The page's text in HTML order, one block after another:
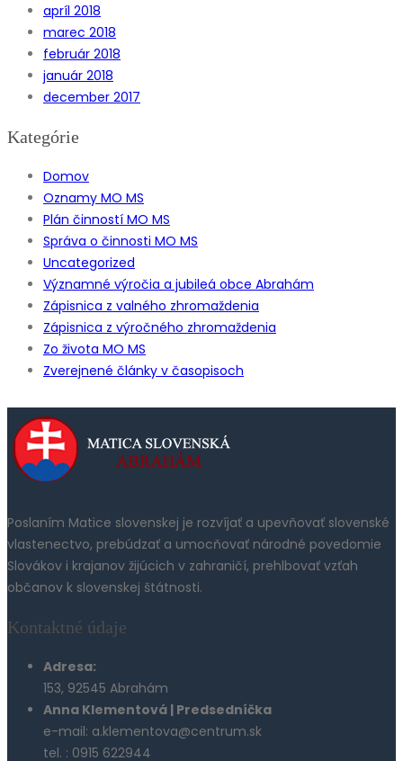
apríl 2018
marec 2018
február 2018
január 2018
december 2017
Kategórie
Domov
Oznamy MO MS
Plán činností MO MS
Správa o činnosti MO MS
Uncategorized
Významné výročia a jubileá obce Abrahám
Zápisnica z valného zhromaždenia
Zápisnica z výročného zhromaždenia
Zo života MO MS
Zverejnené články v časopisoch
Poslaním Matice slovenskej je rozvíjať a upevňovať slovenské
vlastenectvo, prebúdzať a umocňovať národné povedomie
Slovákov i krajanov žijúcich v zahraničí, prehlbovať vzťah
občanov k slovenskej štátnosti.
Kontaktné údaje
Adresa:
153, 92545 Abrahám
Anna Klementová | Predsedníčka
e-mail: a.klementova@centrum.sk
tel. : 0915 622944